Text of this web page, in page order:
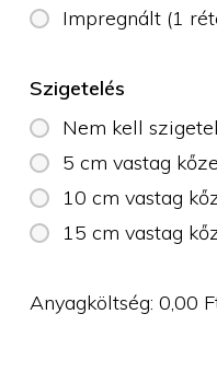
Impregnált (1
Szigetelés
Nem kell
5 cm vastag
10 cm vastag
15 cm vastag
Anyagköltség:0,00